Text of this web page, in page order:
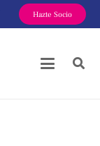
Hazte Socio